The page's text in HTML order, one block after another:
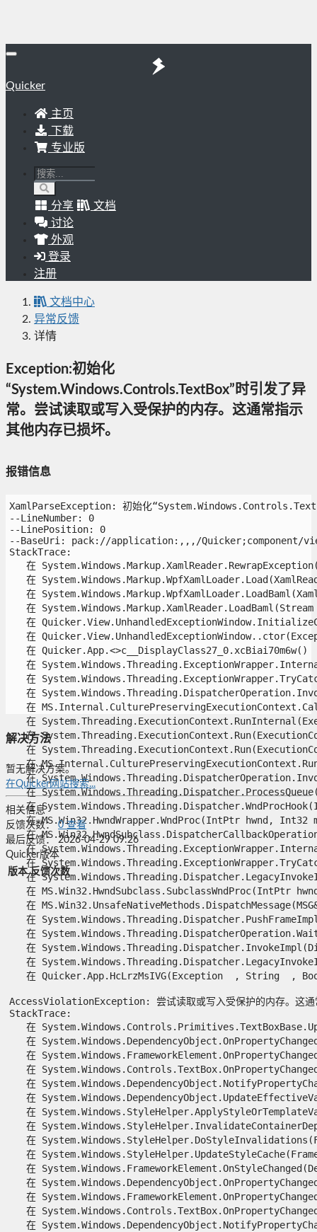
Quicker
主页
下载
专业版
分享
文档
讨论
外观
登录
注册
文档中心
异常反馈
详情
Exception:初始化
“System.Windows.Controls.TextBox”时引发了异
常。尝试读取或写入受保护的内存。这通常指示
其他内存已损坏。
报错信息
XamlParseException: 初始化
--LineNumber: 0
--LinePosition: 0
--BaseUri: pack://application:,,,/Quicker;component/
StackTrace:
在
在
在
在
在
在
   在 Quicker.App.<>c__DisplayClass27_0.xcBiai70m6w()
在
在
在
在
在
在
在
在
在
在
在
在 MS.Win32.HwndWrapper.WndProc(IntPtr hwnd,
在
在
在
在
在 MS.Win32.HwndSubclass.SubclassWndProc(IntPtr
在
在
在
在
在
在 Quicker.App.HcLrzMsIVG(Exception  , String  ,
AccessViolationException: 尝试读取或写入受保护的内存。这通
StackTrace:
在
在
在
在
在
在
在
在
在
在
在
在
在
在
在
解决方法
暂无解决方案。
在Quicker网站搜索...
相关信息
反馈次数： 0查看
最后反馈： 2026-04-29 09:26
Quicker版本
版本 反馈次数